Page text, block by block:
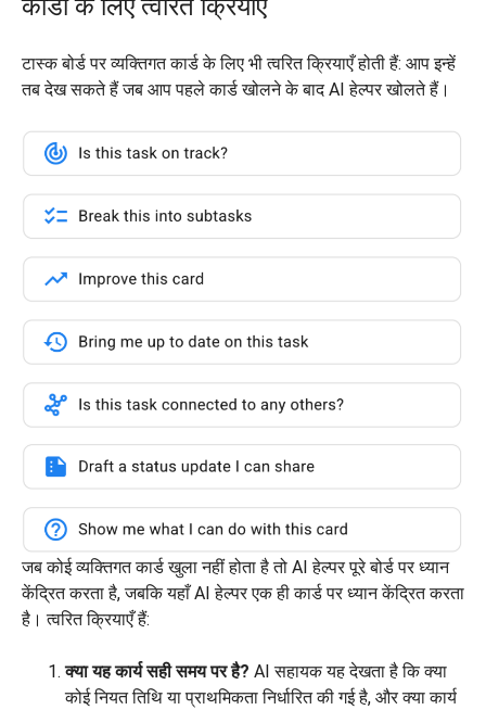
कार्डों के लिए त्वरित क्रियाएँ
टास्क बोर्ड पर व्यक्तिगत कार्ड के लिए भी त्वरित क्रियाएँ होती हैं: आप इन्हें
तब देख सकते हैं जब आप पहले कार्ड खोलने के बाद AI हेल्पर खोलते हैं।
जब कोई व्यक्तिगत कार्ड खुला नहीं होता है तो AI हेल्पर पूरे बोर्ड पर ध्यान
केंद्रित करता है, जबकि यहाँ AI हेल्पर एक ही कार्ड पर ध्यान केंद्रित करता
है। त्वरित क्रियाएँ हैं:
क्या यह कार्य सही समय पर है? AI सहायक यह देखता है कि क्या
कोई नियत तिथि या प्राथमिकता निर्धारित की गई है, और क्या कार्य